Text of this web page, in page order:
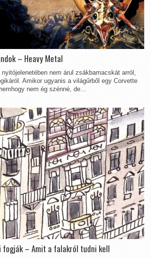
– Heavy Metal
nem árul zsákbamacskát arról,
Amikor ugyanis a világűrből egy Corvette
nem ég szénné, de...
fogják – Amit a falakról tudni kell